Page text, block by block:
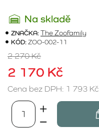
Na skladě
ZNAČKA:The Zoofamily
KÓD:ZOO-002-11
2 170 Kč
2 270 Kč
Cena bez DPH: 1 793 Kč